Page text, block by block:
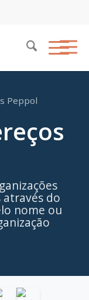
Peppol
através do
nome ou